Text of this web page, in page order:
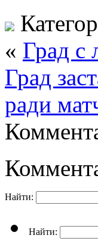
« Град с
Град
ради
Найти:
Найти: